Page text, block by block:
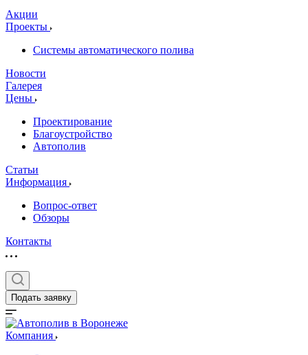
Акции
Проекты
Системы автоматического полива
Новости
Галерея
Цены
Проектирование
Благоустройство
Автополив
Статьи
Информация
Вопрос-ответ
Обзоры
Контакты
Подать заявку
Компания